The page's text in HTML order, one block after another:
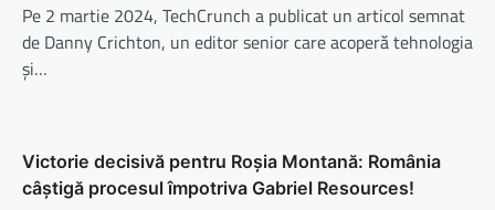
Pe 2 martie 2024, TechCrunch a publicat un articol semnat
de Danny Crichton, un editor senior care acoperă tehnologia
și…
Victorie decisivă pentru Roșia Montană: România
câștigă procesul împotriva Gabriel Resources!